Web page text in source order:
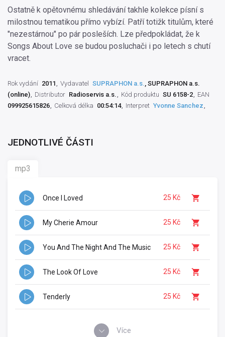
Ostatně k opětovnému shledávání takhle kolekce písní s
milostnou tematikou přímo vybízí. Patří totižk titulům, které
"nezestárnou" po pár posleších. Lze předpokládat, že k
Songs About Love se budou posluchači i po letech s chutí
vracet.
Rok vydání 2011 Vydavatel SUPRAPHON a.s., SUPRAPHON a.s.
(online)
Distributor Radioservis a.s. Kód produktu SU 6158-2
EAN
099925615826
Celková délka 00:54:14 Interpret Yvonne Sanchez
JEDNOTLIVÉ ČÁSTI
mp3
Once I Loved 25 Kč
My Cherie Amour 25 Kč
You And The Night And The Music 25 Kč
The Look Of Love 25 Kč
Tenderly 25 Kč
Více